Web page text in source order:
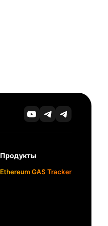
Продукты
Ethereum GAS Tracker